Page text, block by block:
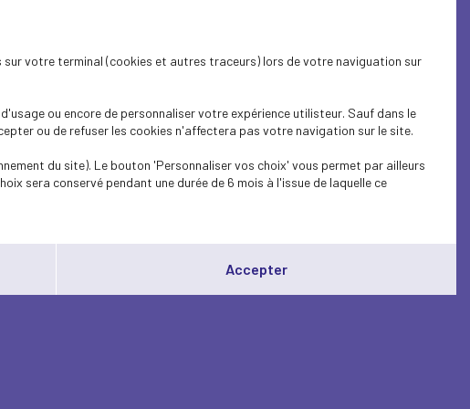
votre terminal (cookies et autres traceurs) lors de votre naviguation sur
ou encore de personnaliser votre expérience utilisteur. Sauf dans le
ou de refuser les cookies n'affectera pas votre navigation sur le site.
du site). Le bouton 'Personnaliser vos choix' vous permet par ailleurs
sera conservé pendant une durée de 6 mois à l'issue de laquelle ce
Accepter